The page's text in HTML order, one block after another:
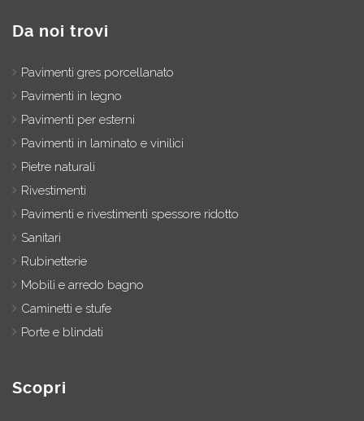
Da noi trovi
Pavimenti gres porcellanato
Pavimenti in legno
Pavimenti per esterni
Pavimenti in laminato e vinilici
Pietre naturali
Rivestimenti
Pavimenti e rivestimenti spessore ridotto
Sanitari
Rubinetterie
Mobili e arredo bagno
Caminetti e stufe
Porte e blindati
Scopri